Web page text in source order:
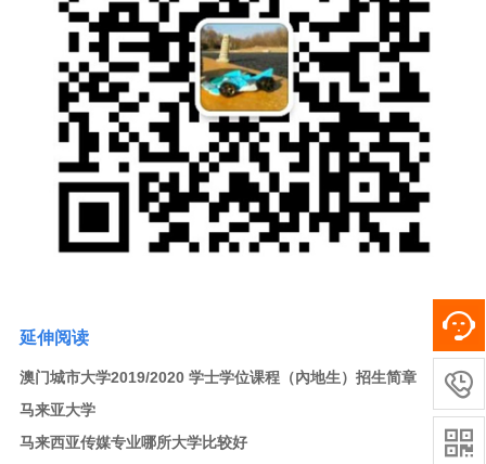
延伸阅读
澳门城市大学2019/2020 学士学位课程（內地生）招生简章
马来亚大学
马来西亚传媒专业哪所大学比较好

